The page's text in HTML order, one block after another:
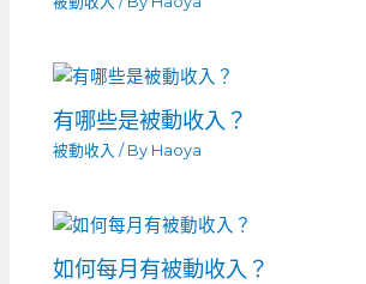
有哪些是被動收入？
被動收入 / By Haoya
如何每月有被動收入？